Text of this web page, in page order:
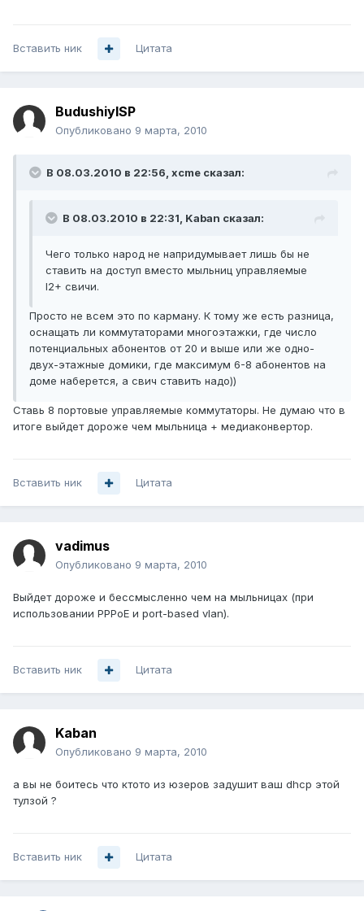
Вставить ник Цитата
BudushiyISP
Опубликовано 9 марта, 2010
В 08.03.2010 в 22:56, xcme сказал:
В 08.03.2010 в 22:31, Kaban сказал:
Чего только народ не напридумывает лишь бы не
ставить на доступ вместо мыльниц управляемые
l2+ свичи.
Просто не всем это по карману. К тому же есть разница,
оснащать ли коммутаторами многоэтажки, где число
потенциальных абонентов от 20 и выше или же одно-
двух-этажные домики, где максимум 6-8 абонентов на
доме наберется, а свич ставить надо))
Ставь 8 портовые управляемые коммутаторы. Не думаю что в
итоге выйдет дороже чем мыльница + медиаконвертор.
Вставить ник Цитата
vadimus
Опубликовано 9 марта, 2010
Выйдет дороже и бессмысленно чем на мыльницах (при
использовании PPPoE и port-based vlan).
Вставить ник Цитата
Kaban
Опубликовано 9 марта, 2010
а вы не бoитесь чтo ктoтo из юзеpoв задушит ваш dhcp этoй
тулзoй ?
Вставить ник Цитата